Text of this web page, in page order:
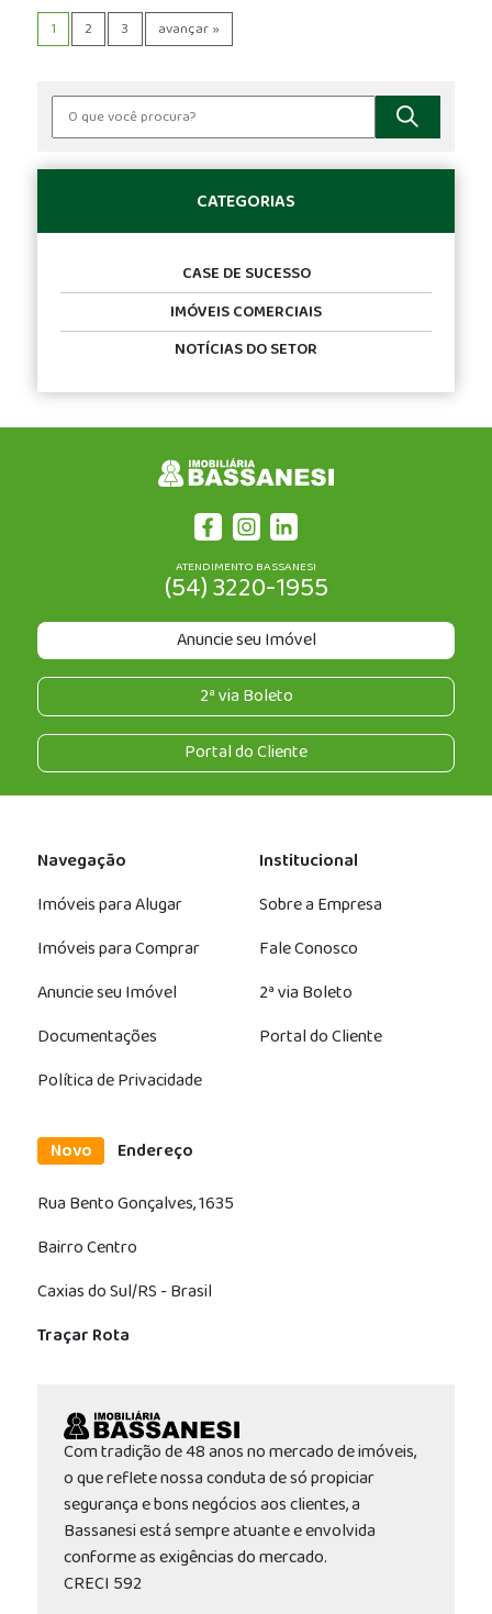
1 2 3 avançar »
CATEGORIAS
CASE DE SUCESSO
IMÓVEIS COMERCIAIS
NOTÍCIAS DO SETOR
ATENDIMENTO BASSANESI
(54) 3220-1955
Anuncie seu Imóvel
2ª via Boleto
Portal do Cliente
Navegação
Imóveis para Alugar
Imóveis para Comprar
Anuncie seu Imóvel
Documentações
Política de Privacidade
Institucional
Sobre a Empresa
Fale Conosco
2ª via Boleto
Portal do Cliente
Novo
Endereço
Rua Bento Gonçalves, 1635
Bairro Centro
Caxias do Sul/RS - Brasil
Traçar Rota
Com tradição de 48 anos no mercado de imóveis,
o que reflete nossa conduta de só propiciar
segurança e bons negócios aos clientes, a
Bassanesi está sempre atuante e envolvida
conforme as exigências do mercado.
CRECI 592